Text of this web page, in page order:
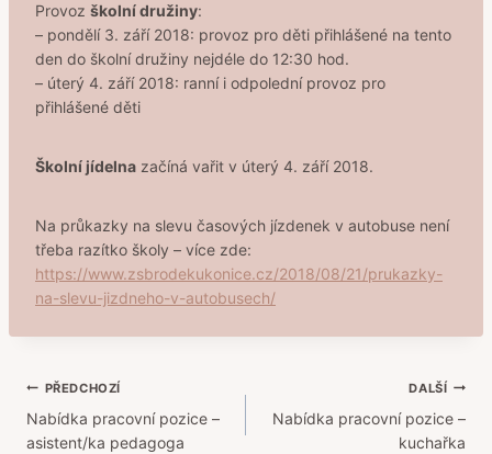
Provoz školní družiny:
– pondělí 3. září 2018: provoz pro děti přihlášené na tento
den do školní družiny nejdéle do 12:30 hod.
– úterý 4. září 2018: ranní i odpolední provoz pro
přihlášené děti
Školní jídelna začíná vařit v úterý 4. září 2018.
Na průkazky na slevu časových jízdenek v autobuse není
třeba razítko školy – více zde:
https://www.zsbrodekukonice.cz/2018/08/21/prukazky-
na-slevu-jizdneho-v-autobusech/
Navigace
pro
PŘEDCHOZÍ
Nabídka pracovní pozice –
asistent/ka pedagoga
DALŠÍ
Nabídka pracovní pozice –
kuchařka